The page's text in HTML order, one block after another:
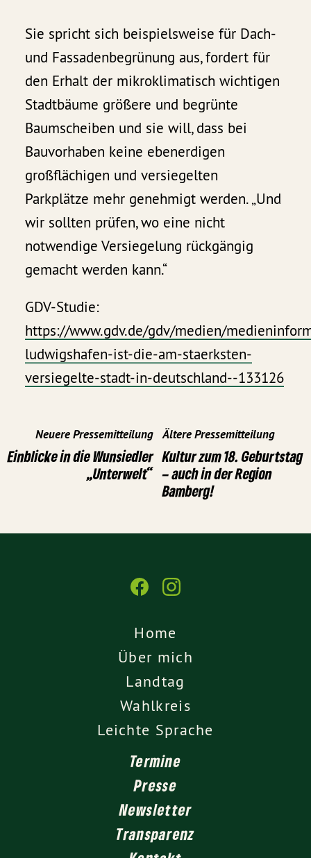
Sie spricht sich beispielsweise für Dach-
und Fassadenbegrünung aus, fordert für
den Erhalt der mikroklimatisch wichtigen
Stadtbäume größere und begrünte
Baumscheiben und sie will, dass bei
Bauvorhaben keine ebenerdigen
großflächigen und versiegelten
Parkplätze mehr genehmigt werden. „Und
wir sollten prüfen, wo eine nicht
notwendige Versiegelung rückgängig
gemacht werden kann.“
GDV-Studie:
https://www.gdv.de/gdv/medien/
ludwigshafen-ist-die-am-staerksten-
versiegelte-stadt-in-deutschland--133126
Neuere Pressemitteilung
Einblicke in die Wunsiedler
„Unterwelt“
Ältere Pressemitteilung
Kultur zum 18. Geburtstag
– auch in der Region
Bamberg!
Home
Über mich
Landtag
Wahlkreis
Leichte Sprache
Termine
Presse
Newsletter
Transparenz